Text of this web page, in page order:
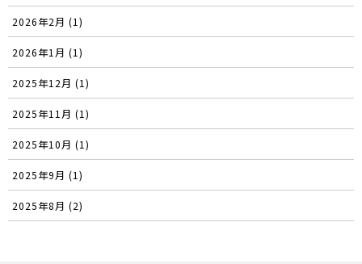
2026年2月 (1)
2026年1月 (1)
2025年12月 (1)
2025年11月 (1)
2025年10月 (1)
2025年9月 (1)
2025年8月 (2)